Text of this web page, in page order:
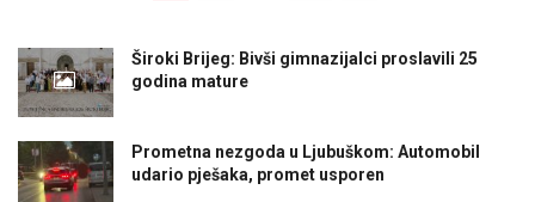
Široki Brijeg: Bivši gimnazijalci proslavili 25
godina mature
Prometna nezgoda u Ljubuškom: Automobil
udario pješaka, promet usporen